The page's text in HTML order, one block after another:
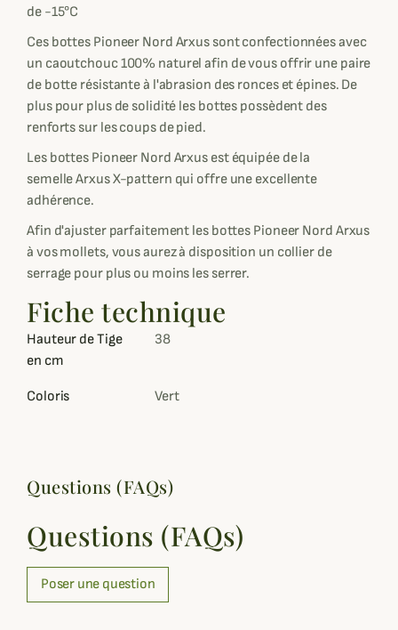
de -15°C
Ces bottes Pioneer Nord Arxus sont confectionnées avec
un caoutchouc 100% naturel afin de vous offrir une paire
de botte résistante à l'abrasion des ronces et épines. De
plus pour plus de solidité les bottes possèdent des
renforts sur les coups de pied.
Les bottes Pioneer Nord Arxus est équipée de la
semelle Arxus X-pattern qui offre une excellente
adhérence.
Afin d'ajuster parfaitement les bottes Pioneer Nord Arxus
à vos mollets, vous aurez à disposition un collier de
serrage pour plus ou moins les serrer.
Fiche technique
Hauteur de Tige
en cm
38
Coloris Vert
Questions (FAQs)
Questions (FAQs)
Poser une question